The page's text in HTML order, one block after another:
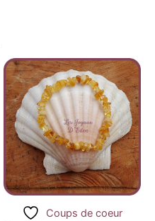
Coups de coeur
Plage
de
prix :
16,00 €
à
18,90 €
Ce
a
Les